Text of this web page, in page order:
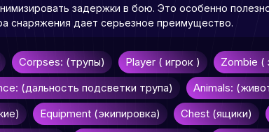
задержки в бою. Это особенно
снаряжения дает серьезное преимущество.
Corpses: (трупы) Player ( игрок ) Zombie (
(дальность подсветки трупа)
Animals:
Equipment (экипировка) Chest (ящики)